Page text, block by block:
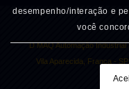
D MAQ Automação
Vila Aparecida, Franca -
desempenho/interação e
você